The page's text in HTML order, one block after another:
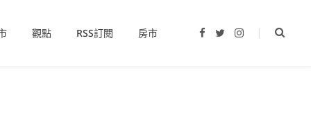
觀點 RSS訂閱 房市
I